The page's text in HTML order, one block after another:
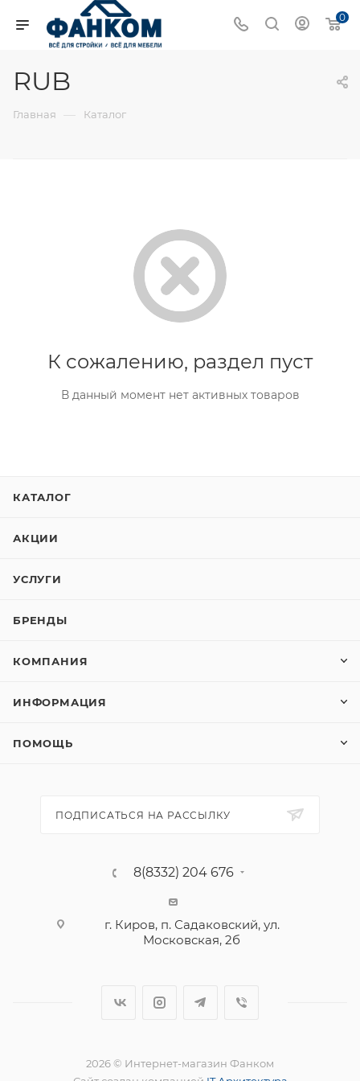
0
RUB
Главная — Каталог
К сожалению, раздел пуст
В данный момент нет активных товаров
КАТАЛОГ
АКЦИИ
УСЛУГИ
БРЕНДЫ
КОМПАНИЯ
ИНФОРМАЦИЯ
ПОМОЩЬ
ПОДПИСАТЬСЯ НА РАССЫЛКУ
8(8332) 204 676
г. Киров, п. Садаковский, ул.
Московская, 2б
2026 © Интернет-магазин Фанком